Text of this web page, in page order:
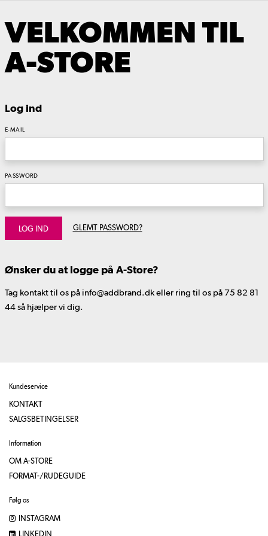
VELKOMMEN TIL
A-STORE
Log ind
E-MAIL
PASSWORD
LOG IND GLEMT PASSWORD?
Ønsker du at logge på A-Store?
Tag kontakt til os på info@addbrand.dk eller ring til os på 75 82 81
44 så hjælper vi dig.
Kundeservice
KONTAKT
SALGSBETINGELSER
Information
OM A-STORE
FORMAT-/RUDEGUIDE
Følg os
INSTAGRAM